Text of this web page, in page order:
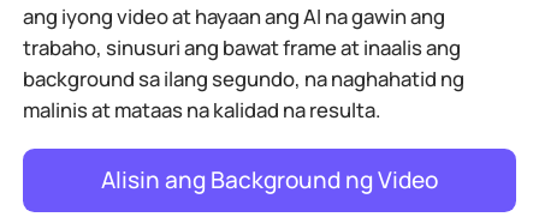
WORD sa JPG
ang iyong video at hayaan ang AI na gawin ang
trabaho, sinusuri ang bawat frame at inaalis ang
background sa ilang segundo, na naghahatid ng
malinis at mataas na kalidad na resulta.
Alisin ang Background ng Video